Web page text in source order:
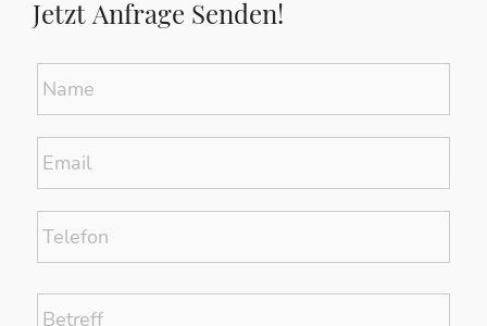
Jetzt Anfrage Senden!
Name *
Email *
Telefon
Betreff *